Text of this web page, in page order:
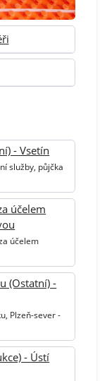
- Vsetín
služby, půjčka
účelem
účelem
(Ostatní) -
Plzeň-sever -
- Ústí